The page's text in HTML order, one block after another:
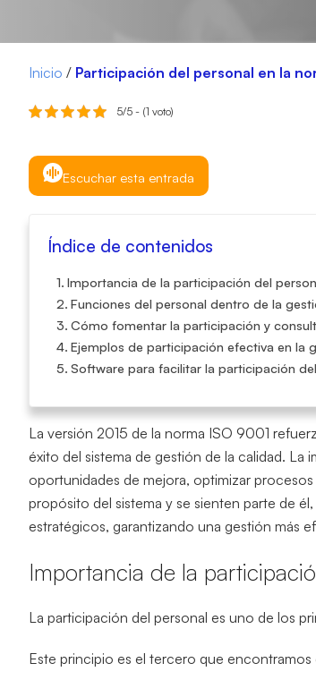
Inicio / Participación del personal en la
5/5 - (1 voto)
Escuchar esta entrada
Índice de contenidos
Importancia de la participación del
Funciones del personal dentro de la
Cómo fomentar la participación y
Ejemplos de participación efectiva en la
Software para facilitar la participación
La versión 2015 de la norma ISO 9001
éxito del sistema de gestión de la calidad.
oportunidades de mejora, optimizar
propósito del sistema y se sienten parte de
estratégicos, garantizando una gestión más
Importancia de la
La participación del personal es uno de los
Este principio es el tercero que